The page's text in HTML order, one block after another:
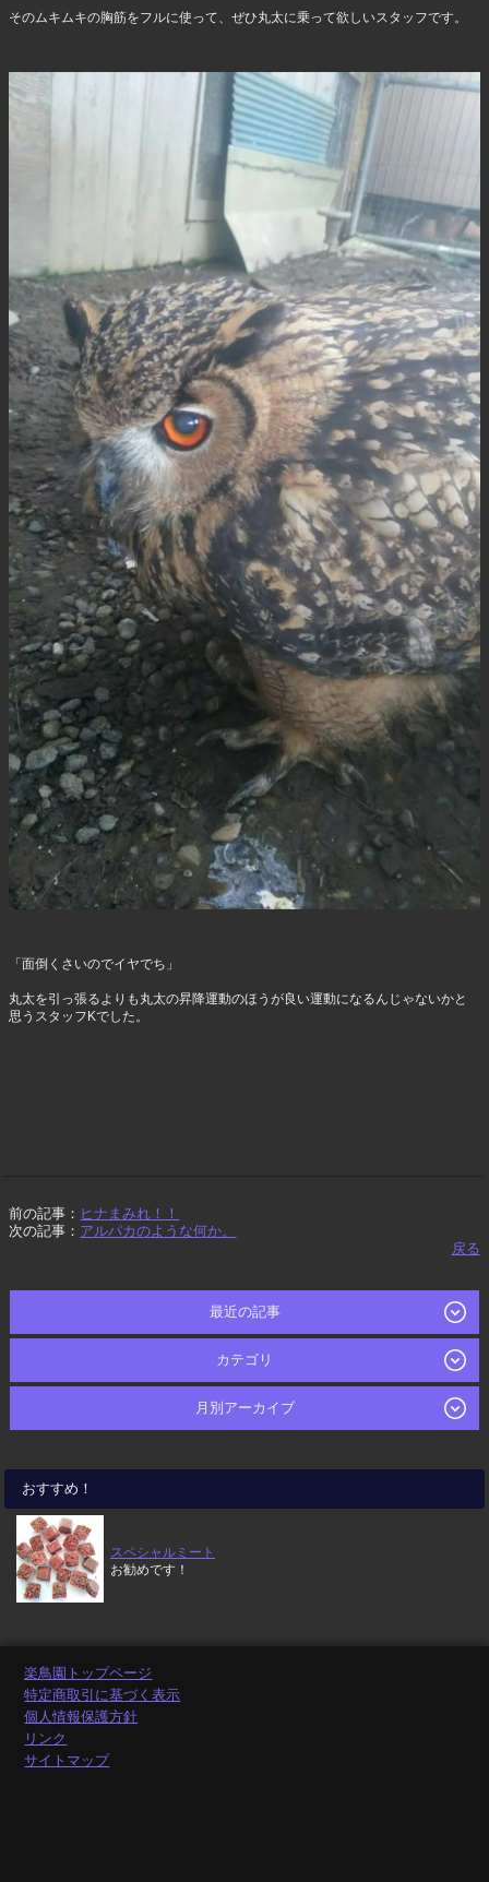
そのムキムキの胸筋をフルに使って、ぜひ丸太に乗って欲しいスタッフです。
「面倒くさいのでイヤでち」
丸太を引っ張るよりも丸太の昇降運動のほうが良い運動になるんじゃないかと
思うスタッフKでした。
前の記事： ヒナまみれ！！
次の記事： アルパカのような何か。
戻る
最近の記事
カテゴリ
月別アーカイブ
おすすめ！
スペシャルミート
お勧めです！
楽鳥園トップページ
特定商取引に基づく表示
個人情報保護方針
リンク
サイトマップ